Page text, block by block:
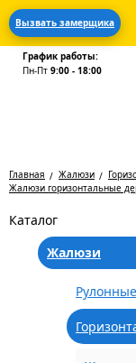
Вызвать замерщика
График работы:
Пн-Пт 9:00 - 18:00
Главная Жалюзи
Жалюзи горизонтальные
Каталог
Жалюзи